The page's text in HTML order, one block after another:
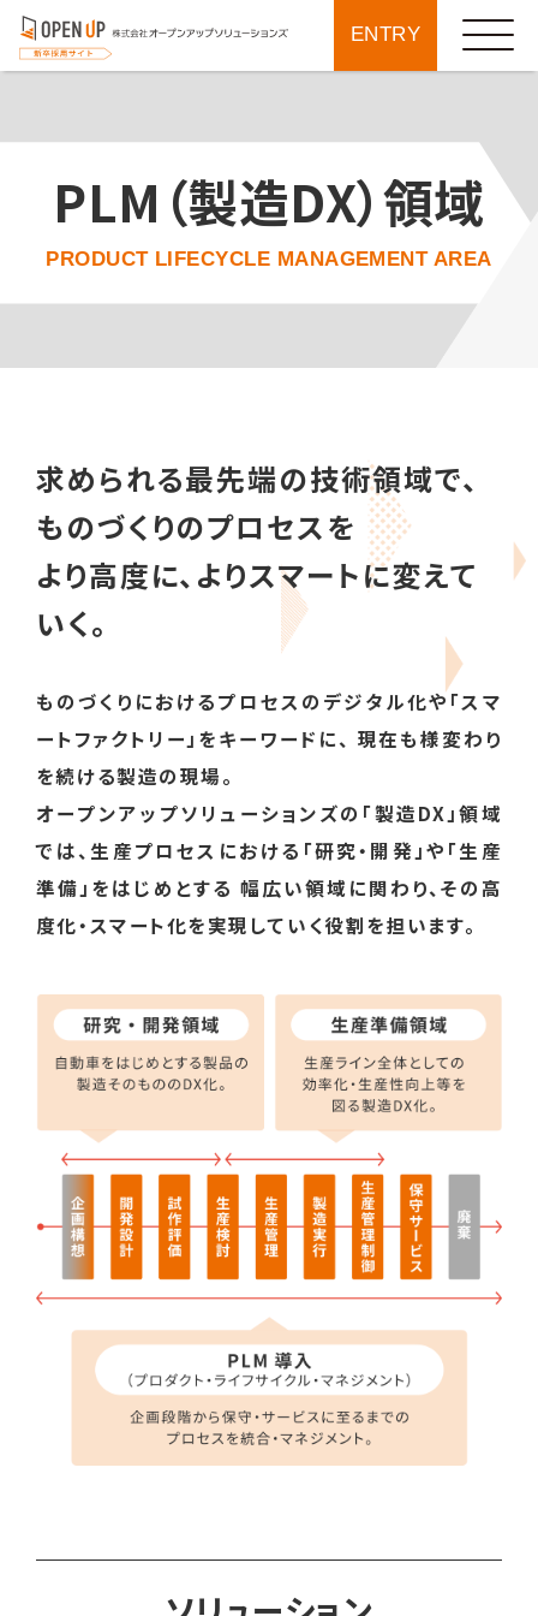
ENTRY
PLM（製造DX）領域
PRODUCT LIFECYCLE MANAGEMENT AREA
求められる最先端の技術領域で、
ものづくりのプロセスを
より高度に、よりスマートに変えて
いく。
ものづくりにおけるプロセスのデジタル化や「スマ
ートファクトリー」をキーワードに、 現在も様変わり
を続ける製造の現場。
オープンアップソリューションズの「製造DX」領域
では、生産プロセスにおける「研究・開発」や「生産
準備」をはじめとする 幅広い領域に関わり、その高
度化・スマート化を実現していく役割を担います。